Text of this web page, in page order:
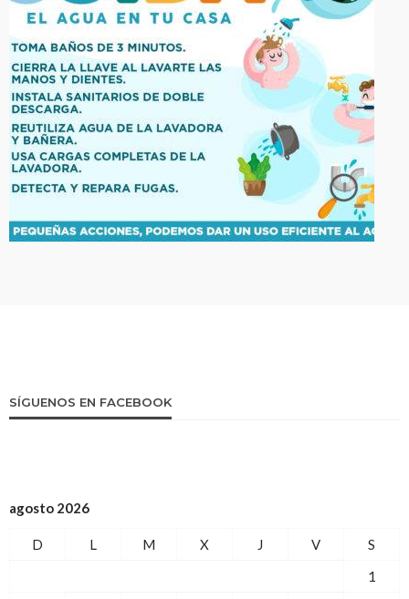
SÍGUENOS EN FACEBOOK
agosto 2026
D L M X J V
S
1